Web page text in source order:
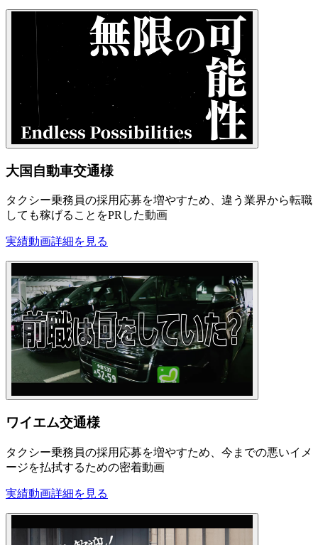
大国自動車交通様
タクシー乗務員の採用応募を増やすため、違う業界から転職
しても稼げることをPRした動画
実績動画詳細を見る
ワイエム交通様
タクシー乗務員の採用応募を増やすため、今までの悪いイメ
ージを払拭するための密着動画
実績動画詳細を見る